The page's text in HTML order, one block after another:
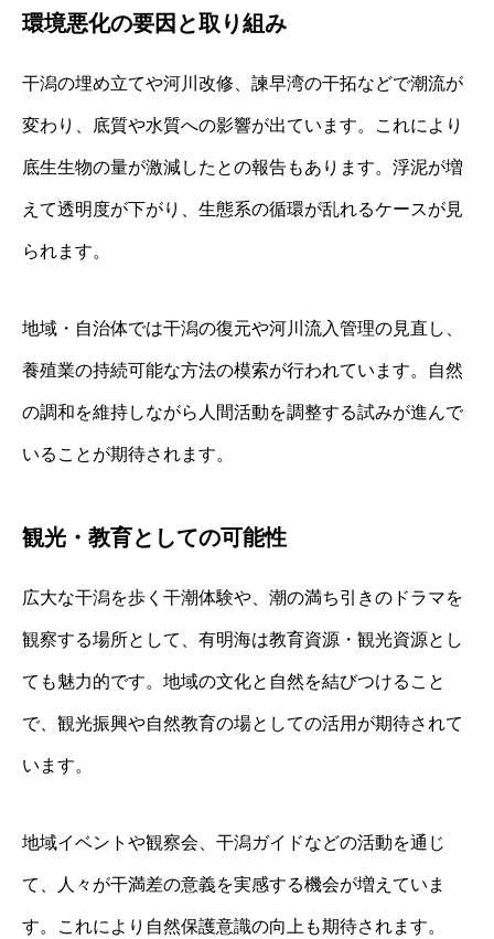
環境悪化の要因と取り組み
干潟の埋め立てや河川改修、諫早湾の干拓などで潮流が
変わり、底質や水質への影響が出ています。これにより
底生生物の量が激減したとの報告もあります。浮泥が増
えて透明度が下がり、生態系の循環が乱れるケースが見
られます。
地域・自治体では干潟の復元や河川流入管理の見直し、
養殖業の持続可能な方法の模索が行われています。自然
の調和を維持しながら人間活動を調整する試みが進んで
いることが期待されます。
観光・教育としての可能性
広大な干潟を歩く干潮体験や、潮の満ち引きのドラマを
観察する場所として、有明海は教育資源・観光資源とし
ても魅力的です。地域の文化と自然を結びつけること
で、観光振興や自然教育の場としての活用が期待されて
います。
地域イベントや観察会、干潟ガイドなどの活動を通じ
て、人々が干満差の意義を実感する機会が増えていま
す。これにより自然保護意識の向上も期待されます。